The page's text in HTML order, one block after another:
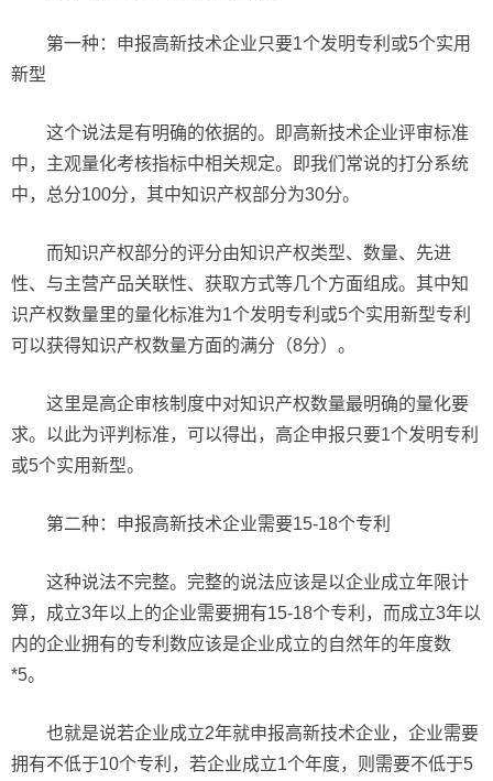
第一种：申报高新技术企业只要1个发明专利或5个实用
新型
这个说法是有明确的依据的。即高新技术企业评审标准
中，主观量化考核指标中相关规定。即我们常说的打分系统
中，总分100分，其中知识产权部分为30分。
而知识产权部分的评分由知识产权类型、数量、先进
性、与主营产品关联性、获取方式等几个方面组成。其中知
识产权数量里的量化标准为1个发明专利或5个实用新型专利
可以获得知识产权数量方面的满分（8分）。
这里是高企审核制度中对知识产权数量最明确的量化要
求。以此为评判标准，可以得出，高企申报只要1个发明专利
或5个实用新型。
第二种：申报高新技术企业需要15-18个专利
这种说法不完整。完整的说法应该是以企业成立年限计
算，成立3年以上的企业需要拥有15-18个专利，而成立3年以
内的企业拥有的专利数应该是企业成立的自然年的年度数
*5。
也就是说若企业成立2年就申报高新技术企业，企业需要
拥有不低于10个专利，若企业成立1个年度，则需要不低于5